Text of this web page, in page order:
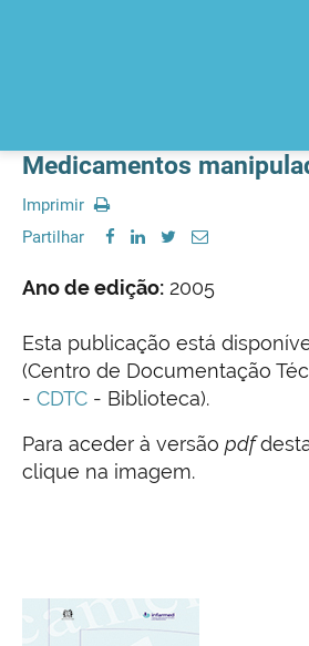
Medicamentos
Imprimir
Partilhar
Ano de edição: 2005
Esta publicação está
(Centro de Documentação
- CDTC - Biblioteca).
Para aceder à versão pdf
clique na imagem.